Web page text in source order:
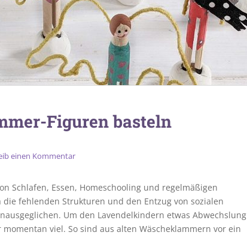
Figuren basteln
einen Kommentar
Schlafen, Essen, Homeschooling und regelmäßigen
fehlenden Strukturen und den Entzug von sozialen
Um den Lavendelkindern etwas Abwechslung
viel. So sind aus alten Wäscheklammern vor ein